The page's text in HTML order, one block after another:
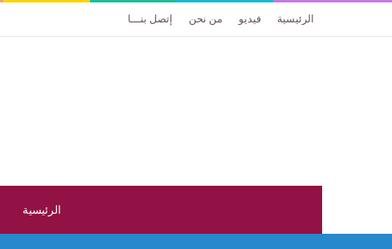
الرئيسية فيديو من نحن إتصل بنـــا
الرئيسية